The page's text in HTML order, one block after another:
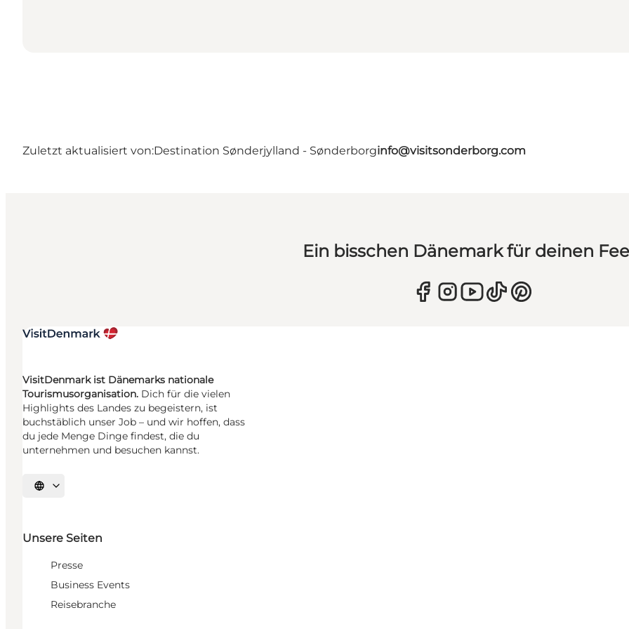
Zuletzt aktualisiert von:Destination Sønderjylland - Sønderborginfo@visitsonderborg.com
Ein bisschen Dänemark für deinen
VisitDenmark ist Dänemarks nationale
Tourismusorganisation. Dich für die vielen
Highlights des Landes zu begeistern, ist
buchstäblich unser Job – und wir hoffen, dass
du jede Menge Dinge findest, die du
unternehmen und besuchen kannst.
Sprache auswählen
Unsere Seiten
Presse
Business Events
Reisebranche